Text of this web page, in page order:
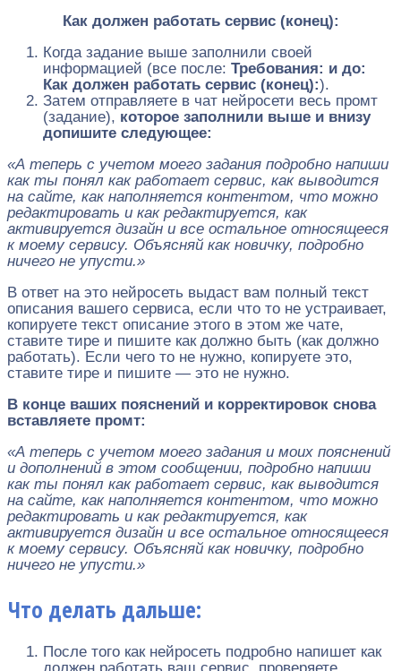
Как должен работать сервис (конец):
Когда задание выше заполнили своей
информацией (все после: Требования: и до:
Как должен работать сервис (конец):).
Затем отправляете в чат нейросети весь промт
(задание), которое заполнили выше и внизу
допишите следующее:
«А теперь с учетом моего задания подробно напиши
как ты понял как работает сервис, как выводится
на сайте, как наполняется контентом, что можно
редактировать и как редактируется, как
активируется дизайн и все остальное относящееся
к моему сервису. Объясняй как новичку, подробно
ничего не упусти.»
В ответ на это нейросеть выдаст вам полный текст
описания вашего сервиса, если что то не устраивает,
копируете текст описание этого в этом же чате,
ставите тире и пишите как должно быть (как должно
работать). Если чего то не нужно, копируете это,
ставите тире и пишите — это не нужно.
В конце ваших пояснений и корректировок снова
вставляете промт:
«А теперь с учетом моего задания и моих пояснений
и дополнений в этом сообщении, подробно напиши
как ты понял как работает сервис, как выводится
на сайте, как наполняется контентом, что можно
редактировать и как редактируется, как
активируется дизайн и все остальное относящееся
к моему сервису. Объясняй как новичку, подробно
ничего не упусти.»
Что делать дальше:
После того как нейросеть подробно напишет как